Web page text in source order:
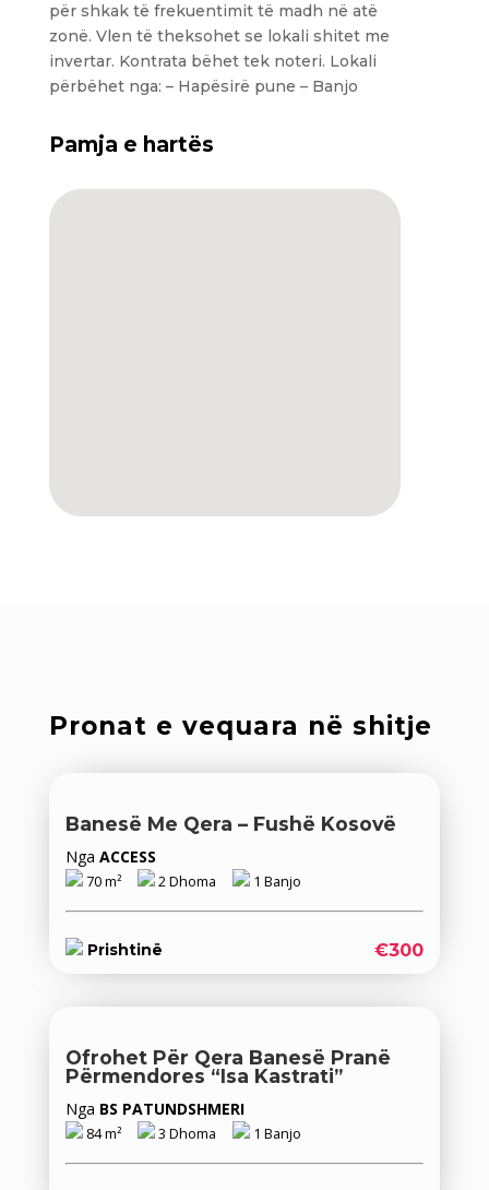
për shkak të frekuentimit të madh në atë
zonë. Vlen të theksohet se lokali shitet me
invertar. Kontrata bëhet tek noteri. Lokali
përbëhet nga: – Hapësirë pune – Banjo
Pamja e hartës
Pronat e vequara në shitje
Banesë Me Qera – Fushë Kosovë
Nga ACCESS
70 m² 2 Dhoma 1 Banjo
Prishtinë €300
Ofrohet Për Qera Banesë Pranë
Përmendores “Isa Kastrati”
Nga BS PATUNDSHMERI
84 m² 3 Dhoma 1 Banjo